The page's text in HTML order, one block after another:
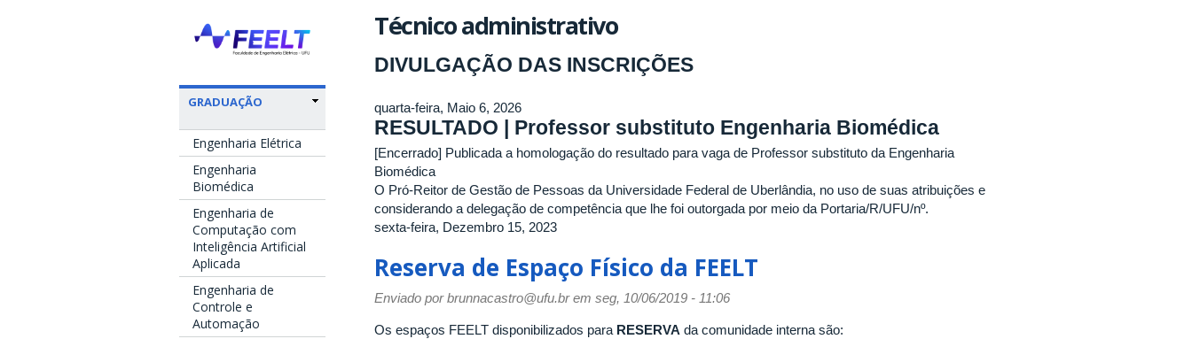
GRADUAÇÃO
Engenharia Elétrica
Engenharia
Biomédica
Engenharia de
Computação com
Inteligência Artificial
Aplicada
Engenharia de
Controle e
Automação
Técnico administrativo
DIVULGAÇÃO DAS INSCRIÇÕES
quarta-feira, Maio 6, 2026
RESULTADO | Professor substituto Engenharia Biomédica
[Encerrado] Publicada a homologação do resultado para vaga de Professor substituto da Engenharia
Biomédica
O Pró-Reitor de Gestão de Pessoas da Universidade Federal de Uberlândia, no uso de suas atribuições e
considerando a delegação de competência que lhe foi outorgada por meio da Portaria/R/UFU/nº.
sexta-feira, Dezembro 15, 2023
Reserva de Espaço Físico da FEELT
Enviado porbrunnacastro@ufu.brem seg, 10/06/2019 - 11:06
Os espaços FEELT disponibilizados para RESERVA da comunidade interna são: